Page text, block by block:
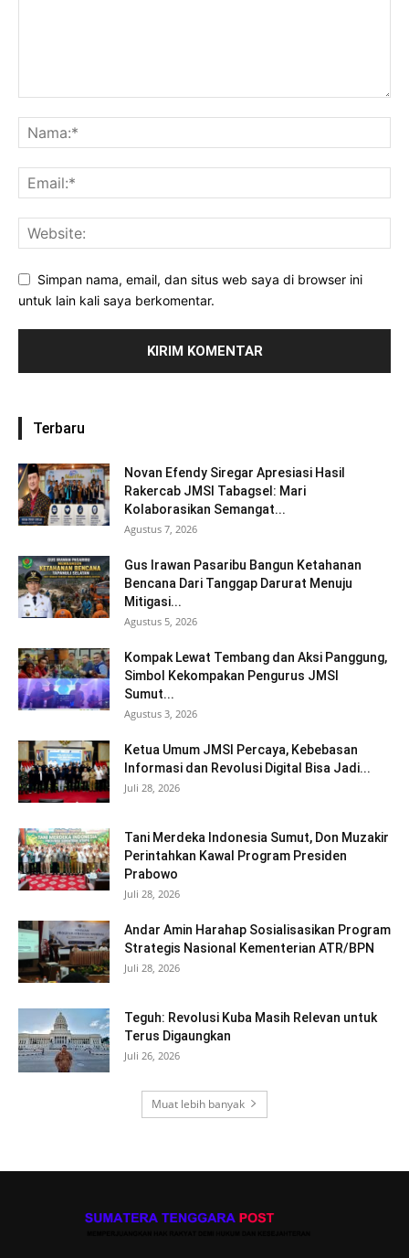
Simpan nama, email, dan situs web saya di browser ini
untuk lain kali saya berkomentar.
Terbaru
Novan Efendy Siregar Apresiasi Hasil
Rakercab JMSI Tabagsel: Mari
Kolaborasikan Semangat...
Agustus 7, 2026
Gus Irawan Pasaribu Bangun Ketahanan
Bencana Dari Tanggap Darurat Menuju
Mitigasi...
Agustus 5, 2026
Kompak Lewat Tembang dan Aksi Panggung,
Simbol Kekompakan Pengurus JMSI
Sumut...
Agustus 3, 2026
Ketua Umum JMSI Percaya, Kebebasan
Informasi dan Revolusi Digital Bisa Jadi...
Juli 28, 2026
Tani Merdeka Indonesia Sumut, Don Muzakir
Perintahkan Kawal Program Presiden
Prabowo
Juli 28, 2026
Andar Amin Harahap Sosialisasikan Program
Strategis Nasional Kementerian ATR/BPN
Juli 28, 2026
Teguh: Revolusi Kuba Masih Relevan untuk
Terus Digaungkan
Juli 26, 2026
Muat lebih banyak